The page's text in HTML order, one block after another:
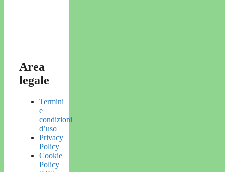
Area
legale
Termini
e
condizioni
d’uso
Privacy
Policy
Cookie
Policy